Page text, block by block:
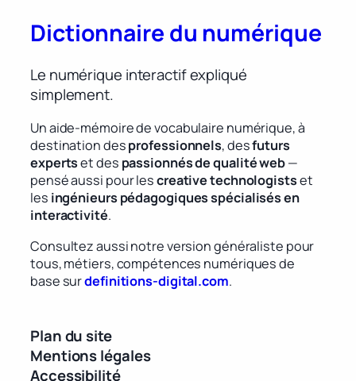
Dictionnaire du numérique
Le numérique interactif expliqué
simplement.
Un aide-mémoire de vocabulaire numérique, à
destination desprofessionnels, desfuturs
expertset des passionnés de qualité web—
pensé aussi pour lescreative technologistset
les ingénieurs pédagogiques spécialisés en
interactivité.
Consultez aussi notre version généraliste pour
tous, métiers, compétences numériques de
base surdefinitions-digital.com.
Plan du site
Mentions légales
Accessibilité